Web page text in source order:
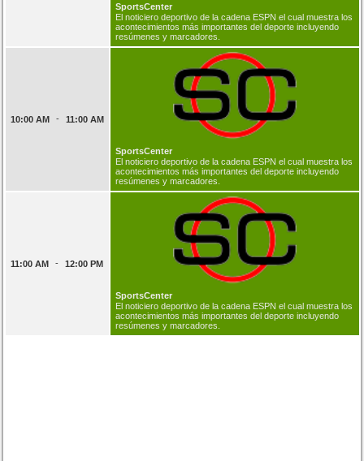
SportsCenter
El noticiero deportivo de la cadena ESPN el cual muestra los
acontecimientos más importantes del deporte incluyendo
resúmenes y marcadores.
10:00 AM - 11:00 AM
SportsCenter
El noticiero deportivo de la cadena ESPN el cual muestra los
acontecimientos más importantes del deporte incluyendo
resúmenes y marcadores.
11:00 AM - 12:00 PM
SportsCenter
El noticiero deportivo de la cadena ESPN el cual muestra los
acontecimientos más importantes del deporte incluyendo
resúmenes y marcadores.